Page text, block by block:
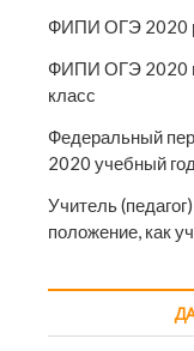
ФИПИ ОГЭ 2020
ФИПИ ОГЭ 2020
класс
Федеральный
2020 учебный
Учитель
положение, как